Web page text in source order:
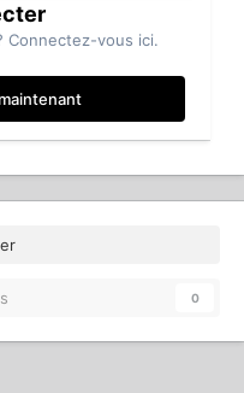
Connectez-vous ici.
0